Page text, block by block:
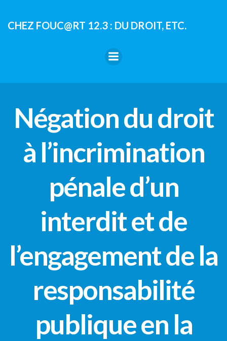
contenu
CHEZ FOUC@RT 12.3 : DU DROIT, ETC.
Négation du droit
à l’incrimination
pénale d’un
interdit et de
l’engagement de la
responsabilité
publique en la